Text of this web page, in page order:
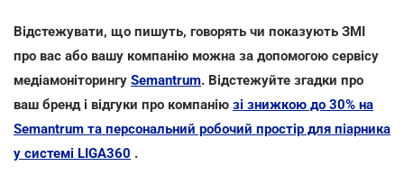
Відстежувати, що пишуть, говорять чи показують ЗМІ
про вас або вашу компанію можна за допомогою сервісу
медіамоніторингу Semantrum. Відстежуйте згадки про
ваш бренд і відгуки про компанію зі знижкою до 30% на
Semantrum та персональний робочий простір для піарника
у системі LIGA360 .